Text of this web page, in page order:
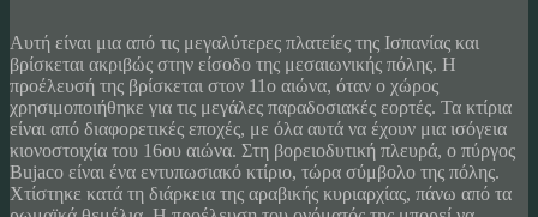
Αυτή είναι μια από τις μεγαλύτερες πλατείες της Ισπανίας και
βρίσκεται ακριβώς στην είσοδο της μεσαιωνικής πόλης. Η
προέλευσή της βρίσκεται στον 11ο αιώνα, όταν ο χώρος
χρησιμοποιήθηκε για τις μεγάλες παραδοσιακές εορτές. Τα κτίρια
είναι από διαφορετικές εποχές, με όλα αυτά να έχουν μια ισόγεια
κιονοστοιχία του 16ου αιώνα. Στη βορειοδυτική πλευρά, ο πύργος
Bujaco είναι ένα εντυπωσιακό κτίριο, τώρα σύμβολο της πόλης.
Χτίστηκε κατά τη διάρκεια της αραβικής κυριαρχίας, πάνω από τα